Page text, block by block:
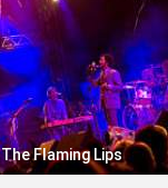
The Flaming Lips